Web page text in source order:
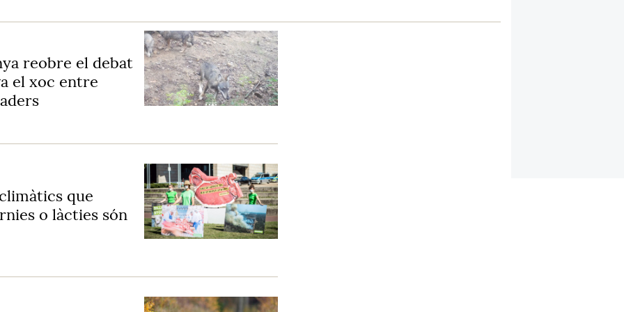
reobre el debat
el xoc entre
que
o làcties són